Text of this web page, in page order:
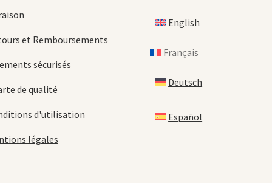
et Remboursements
sécurisés
de qualité
d'utilisation
légales
English
Français
Deutsch
Español